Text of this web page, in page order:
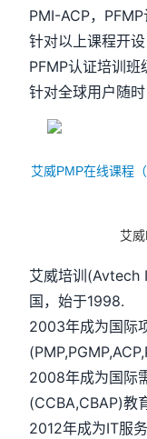
PMI-ACP，PFMP
针对以上课程开
PFMP认证培训班
针对全球用户随
艾威PMP在线课程
艾
艾威培训
国，始于1998.
2003年成为国际
2008年成为国际
(CCBA,CBAP)教
2012年成为IT服